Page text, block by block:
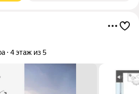
4 этаж из 5